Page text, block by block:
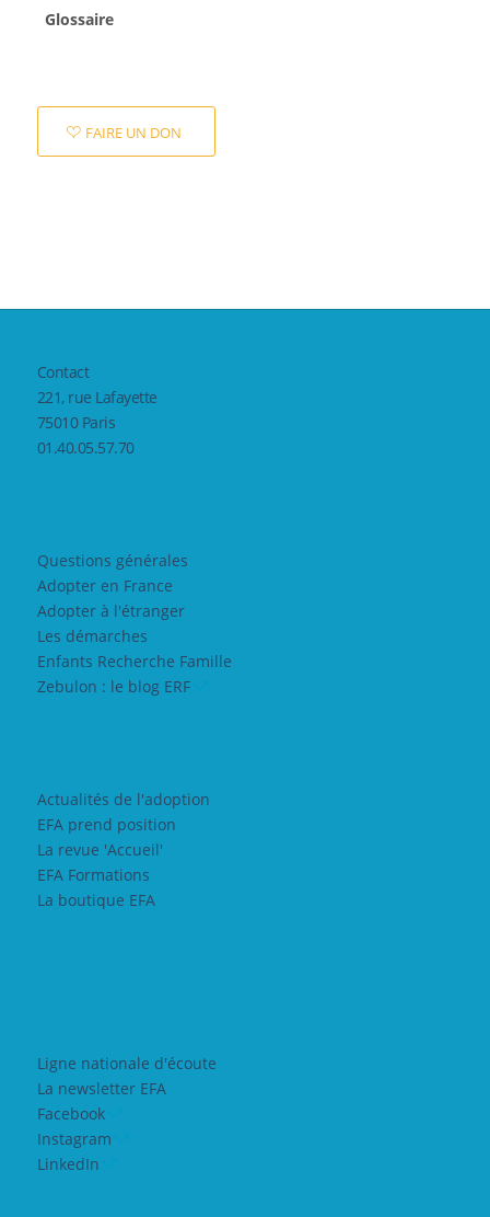
Glossaire
FAIRE UN DON
Contact
221, rue Lafayette
75010 Paris
01.40.05.57.70
Questions générales
Adopter en France
Adopter à l'étranger
Les démarches
Enfants Recherche Famille
Zebulon : le blog ERF
Actualités de l'adoption
EFA prend position
La revue 'Accueil'
EFA Formations
La boutique EFA
Ligne nationale d'écoute
La newsletter EFA
Facebook
Instagram
LinkedIn